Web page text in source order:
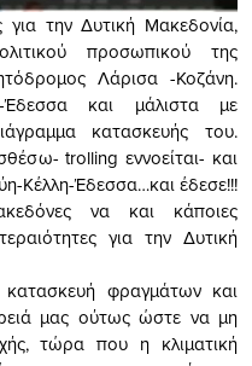
για την Δυτική Μακεδονία,
προσωπικού της
Λάρισα -Κοζάνη.
Έδεσσα και μάλιστα με
κατασκευής του.
trolling εννοείται- και
Κέλλη-Έδεσσα…και έδεσε!!!
να και κάποιες
για την Δυτική
κατασκευή φραγμάτων και
μας ούτως ώστε να μη
τώρα που η κλιματική